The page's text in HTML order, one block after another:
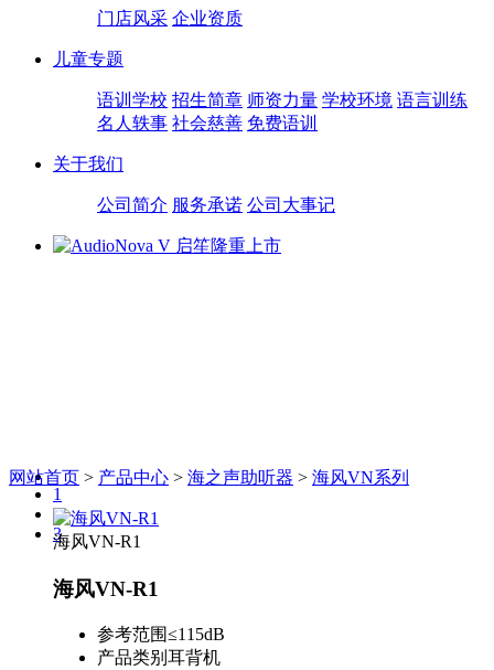
门店风采 企业资质
儿童专题
语训学校 招生简章 师资力量 学校环境 语言训练
名人轶事 社会慈善 免费语训
关于我们
公司简介 服务承诺 公司大事记
1
2
3
网站首页 > 产品中心 > 海之声助听器 > 海风VN系列
海风VN-R1
海风VN-R1
参考范围≤115dB
产品类别 耳背机